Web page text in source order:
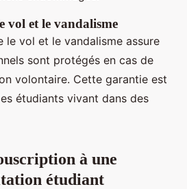
vol et le vandalisme
le vol et le vandalisme assure
sont protégés en cas de
volontaire. Cette garantie est
étudiants vivant dans des
à une
étudiant